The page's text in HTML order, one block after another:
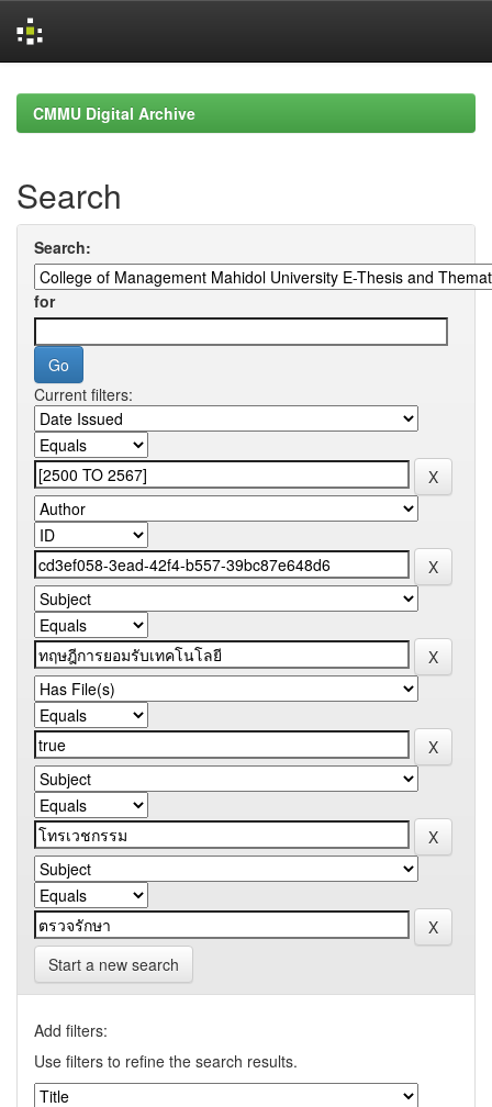
navigationCMMU Digital Archive
Search
Search:
for
Current filters:
Start a new search
Add filters:
Use filters to refine the search results.